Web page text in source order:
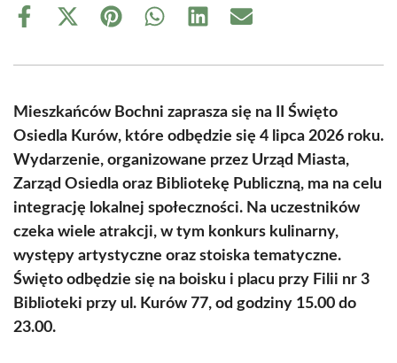
Share
Share
(Twitter)
Share Share Share Share
Mieszkańców Bochni zaprasza się na II Święto
Osiedla Kurów, które odbędzie się 4 lipca 2026 roku.
Wydarzenie, organizowane przez Urząd Miasta,
Zarząd Osiedla oraz Bibliotekę Publiczną, ma na celu
integrację lokalnej społeczności. Na uczestników
czeka wiele atrakcji, w tym konkurs kulinarny,
występy artystyczne oraz stoiska tematyczne.
Święto odbędzie się na boisku i placu przy Filii nr 3
Biblioteki przy ul. Kurów 77, od godziny 15.00 do
23.00.